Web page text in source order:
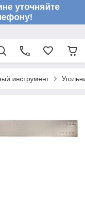
уточняйте
инструмент